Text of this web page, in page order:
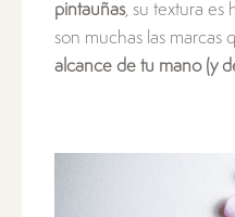
pintauñas, su textura es
son muchas las marcas
alcance de tu mano (y